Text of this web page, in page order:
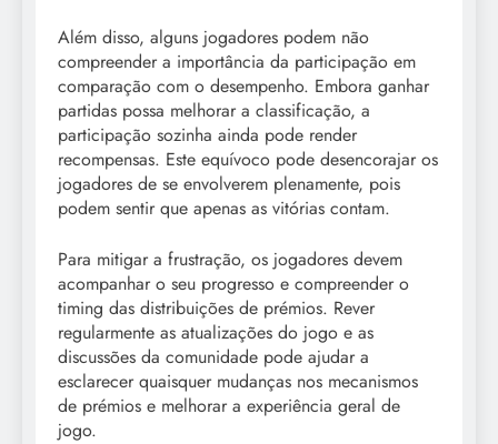
Além disso, alguns jogadores podem não
compreender a importância da participação em
comparação com o desempenho. Embora ganhar
partidas possa melhorar a classificação, a
participação sozinha ainda pode render
recompensas. Este equívoco pode desencorajar os
jogadores de se envolverem plenamente, pois
podem sentir que apenas as vitórias contam.
Para mitigar a frustração, os jogadores devem
acompanhar o seu progresso e compreender o
timing das distribuições de prémios. Rever
regularmente as atualizações do jogo e as
discussões da comunidade pode ajudar a
esclarecer quaisquer mudanças nos mecanismos
de prémios e melhorar a experiência geral de
jogo.